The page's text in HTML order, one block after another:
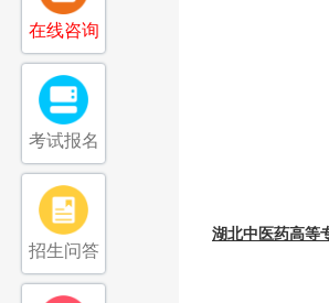
湖北中医药高等
在线咨询
考试报名
招生问答